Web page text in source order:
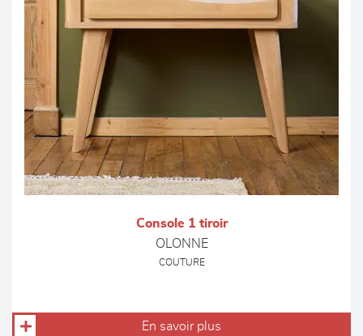
Console 1 tiroir
OLONNE
COUTURE
En savoir plus